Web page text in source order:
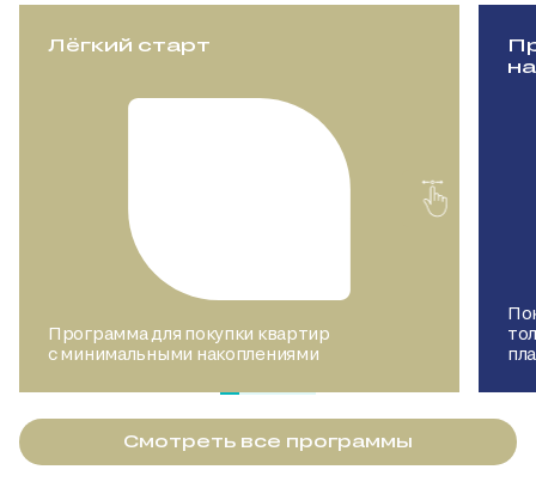
Лёгкий старт
Программа для покупки квартир
с минимальными накоплениями
Смотреть все программы